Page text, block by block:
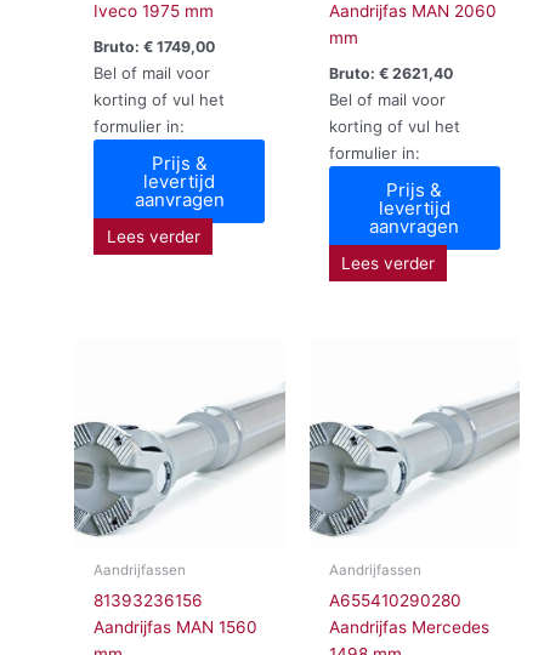
Iveco 1975 mm
Bruto:€ 1749,00
Bel of mail voor
korting of vul het
formulier in:
Prijs &
levertijd
aanvragen
Lees verder
Aandrijfas MAN 2060
mm
Bruto: €2621,40
Bel of mail voor
korting of vul het
formulier in:
Prijs &
levertijd
aanvragen
Lees verder
Aandrijfassen
81393236156
Aandrijfas MAN 1560
Aandrijfassen
A655410290280
Aandrijfas Mercedes